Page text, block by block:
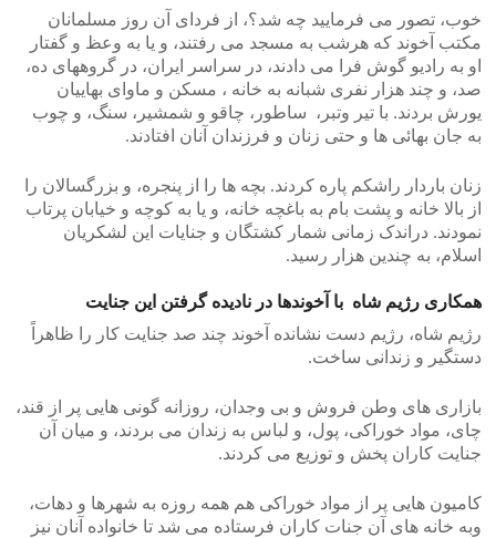
خوب، تصور می فرمایید چه شد؟، از فردای آن روز مسلمانان
مکتب آخوند که هرشب به مسجد می رفتند، و یا به وعظ و گفتار
او به رادیو گوش فرا می دادند، در سراسر ایران، در گروههای ده،
صد، و چند هزار نفری شبانه به خانه ، مسکن و ماوای بهاییان
یورش بردند. با تیر وتبر، ساطور، چاقو و شمشیر، سنگ، و چوب
به جان بهائی ها و حتی زنان و فرزندان آنان افتادند.
زنان باردار راشکم پاره کردند. بچه ها را از پنجره، و بزرگسالان را
از بالا خانه و پشت بام به باغچه خانه، و یا به کوچه و خیابان پرتاب
نمودند. دراندک زمانی شمار کشتگان و جنایات این لشکریان
اسلام، به چندین هزار رسید.
همکاری رژیم شاه با آخوندها در نادیده گرفتن این جنایت
رژیم شاه، رژیم دست نشانده آخوند چند صد جنایت کار را ظاهراً
دستگیر و زندانی ساخت.
بازاری های وطن فروش و بی وجدان، روزانه گونی هایی پر از قند،
چای، مواد خوراکی، پول، و لباس به زندان می بردند، و میان آن
جنایت کاران پخش و توزیع می کردند.
کامیون هایی پر از مواد خوراکی هم همه روزه به شهرها و دهات،
وبه خانه های آن جنات کاران فرستاده می شد تا خانواده آنان نیز